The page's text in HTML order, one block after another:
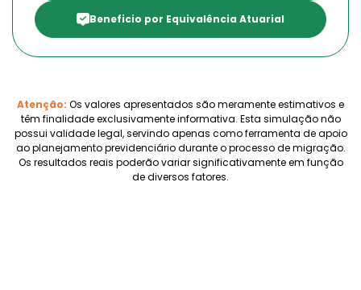
Beneficio por Equivalência Atuarial
Atenção: Os valores apresentados são meramente estimativos e
têm finalidade exclusivamente informativa. Esta simulação não
possui validade legal, servindo apenas como ferramenta de apoio
ao planejamento previdenciário durante o processo de migração.
Os resultados reais poderão variar significativamente em função
de diversos fatores.